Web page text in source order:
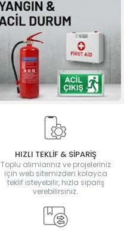
HIZLI TEKLİF & SİPARİŞ
Toplu alımlarınız ve projeleriniz
için web sitemizden kolayca
teklif isteyebilir, hızla sipariş
verebilirsiniz.